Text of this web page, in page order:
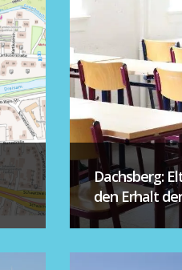
Dachsberg:
den Erhalt